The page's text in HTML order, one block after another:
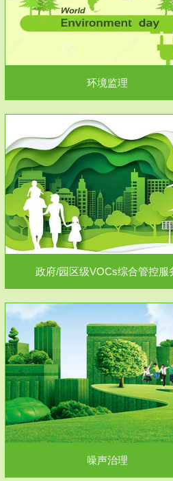
环境监理
VOCs在线监测
根据《重点区域大气污染防治“十二
机废气净化率达...
政府/园区级VOCs综合管控服
服务范围
场地调查及风险评估
受政府或企业委托，对于拟关停搬
地利用方式或者土地使
噪声治理
服务范围
废气处理工程